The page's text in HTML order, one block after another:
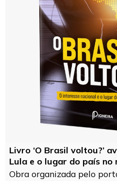
Livro ‘O Brasil voltou?’
Lula e o lugar do país no
Obra organizada pelo